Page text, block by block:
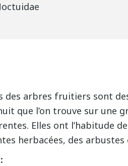
des arbres fruitiers sont
que l’on trouve sur une
Elles ont l’habitude
herbacées, des arbustes